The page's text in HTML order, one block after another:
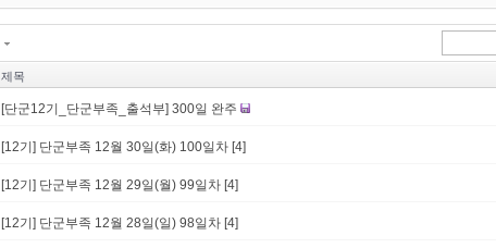
제목
[단군12기_단군부족_출석부] 300일 완주
[12기] 단군부족 12월 30일(화) 100일차 [4]
[12기] 단군부족 12월 29일(월) 99일차 [4]
[12기] 단군부족 12월 28일(일) 98일차 [4]